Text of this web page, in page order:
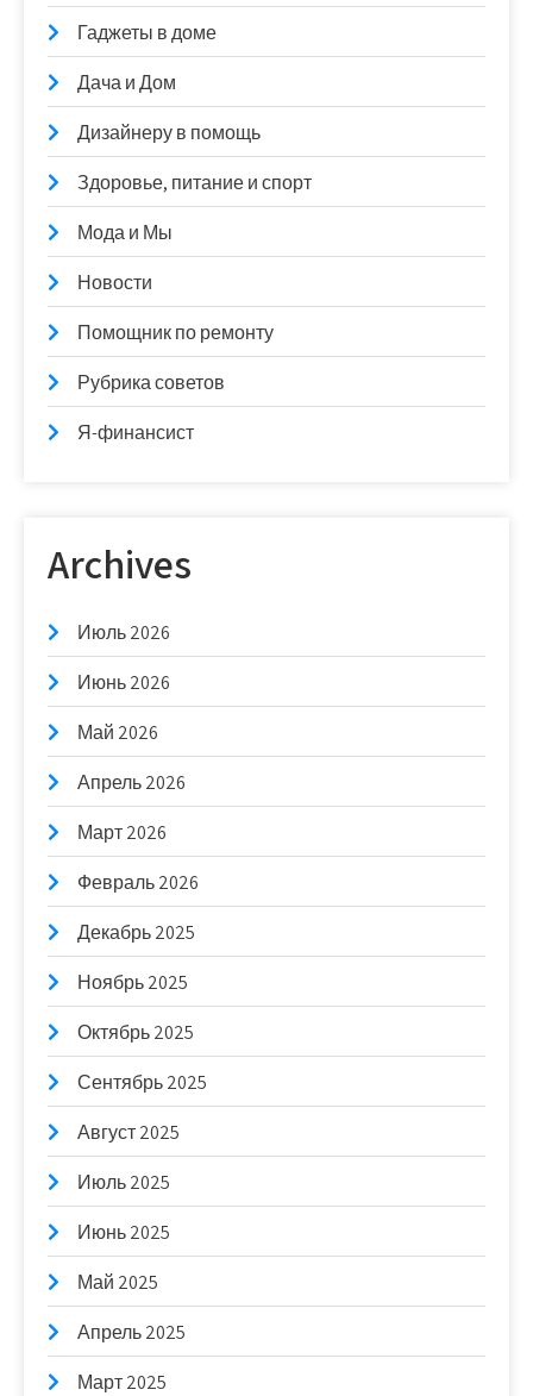
Гаджеты в доме
Дача и Дом
Дизайнеру в помощь
Здоровье, питание и спорт
Мода и Мы
Новости
Помощник по ремонту
Рубрика советов
Я-финансист
Archives
Июль 2026
Июнь 2026
Май 2026
Апрель 2026
Март 2026
Февраль 2026
Декабрь 2025
Ноябрь 2025
Октябрь 2025
Сентябрь 2025
Август 2025
Июль 2025
Июнь 2025
Май 2025
Апрель 2025
Март 2025